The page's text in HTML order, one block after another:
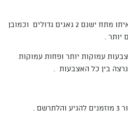
כמו כן ניתן לעשות איתו מתח ישנם 2 גאגים גדולים וכמובן
עמוקות יותר ופחות עמוקות
בין כל האצבעות .
.